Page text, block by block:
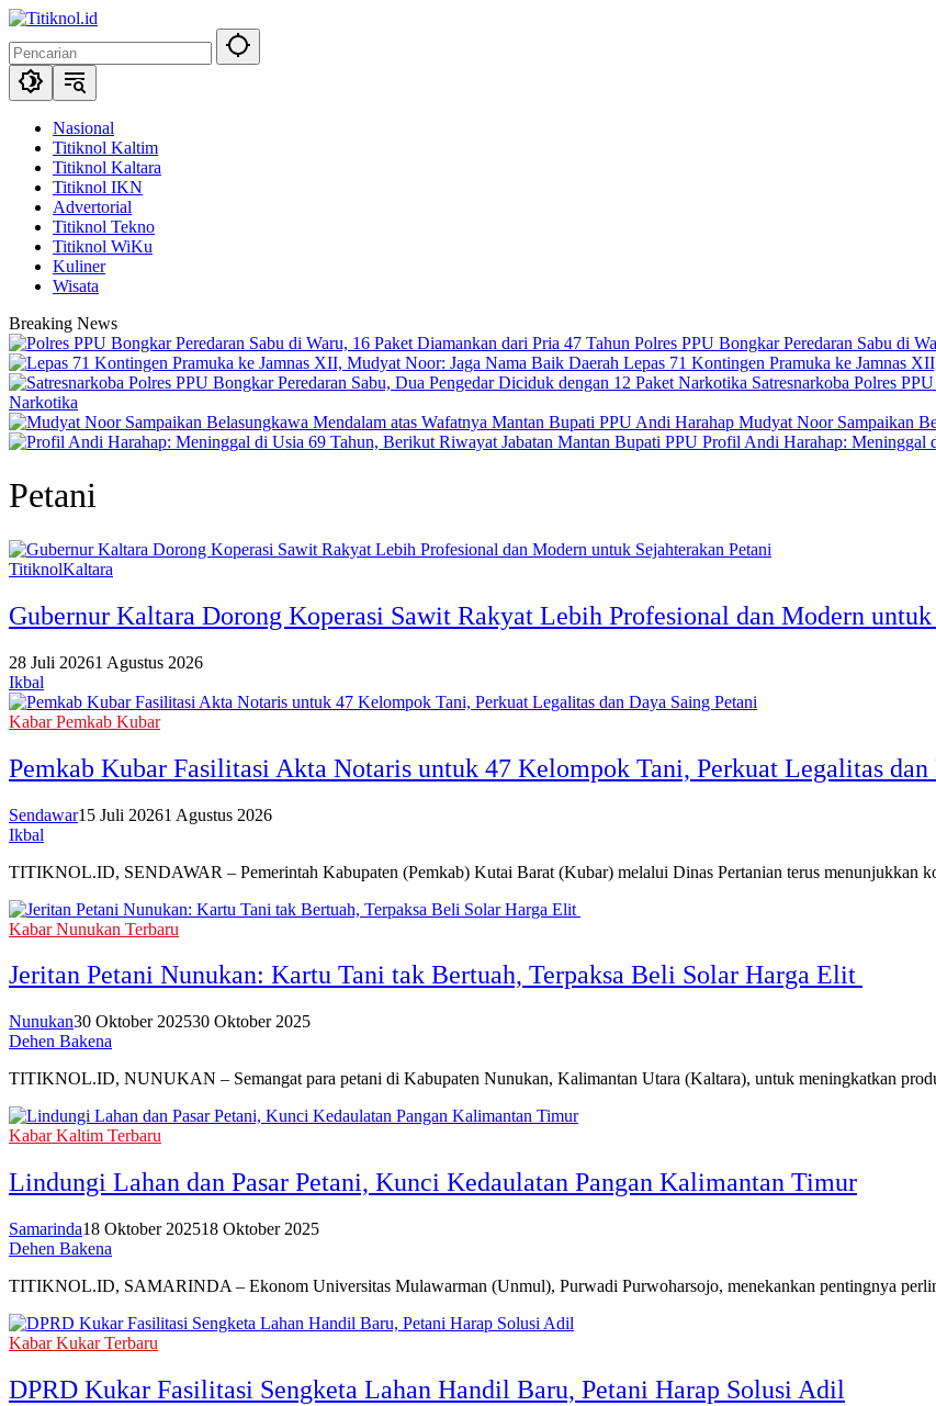
Langsung
konten
Nasional
Titiknol Kaltim
Titiknol Kaltara
Titiknol IKN
Advertorial
Titiknol Tekno
Titiknol WiKu
Kuliner
Wisata
Breaking News
Polres PPU Bongkar Peredaran Sabu di
Lepas 71 Kontingen Pramuka ke Jamnas
Satresnarkoba Polres
Narkotika
Mudyat Noor Sampaikan
Profil Andi Harahap: Meninggal
Petani
TitiknolKaltara
Gubernur Kaltara Dorong Koperasi Sawit Rakyat Lebih Profesional dan Modern untuk
28 Juli 20261 Agustus 2026
Ikbal
Kabar Pemkab Kubar
Pemkab Kubar Fasilitasi Akta Notaris untuk 47 Kelompok Tani, Perkuat Legalitas dan
Sendawar15 Juli 20261 Agustus 2026
Ikbal
TITIKNOL.ID, SENDAWAR – Pemerintah Kabupaten (Pemkab) Kutai Barat (Kubar) melalui Dinas Pertanian terus menunjukkan
Kabar Nunukan Terbaru
Jeritan Petani Nunukan: Kartu Tani tak Bertuah, Terpaksa Beli Solar Harga Elit
Nunukan30 Oktober 202530 Oktober 2025
Dehen Bakena
TITIKNOL.ID, NUNUKAN – Semangat para petani di Kabupaten Nunukan, Kalimantan Utara (Kaltara), untuk meningkatkan
Kabar Kaltim Terbaru
Lindungi Lahan dan Pasar Petani, Kunci Kedaulatan Pangan Kalimantan Timur
Samarinda18 Oktober 202518 Oktober 2025
Dehen Bakena
TITIKNOL.ID, SAMARINDA – Ekonom Universitas Mulawarman (Unmul), Purwadi Purwoharsojo, menekankan pentingnya
Kabar Kukar Terbaru
DPRD Kukar Fasilitasi Sengketa Lahan Handil Baru, Petani Harap Solusi Adil